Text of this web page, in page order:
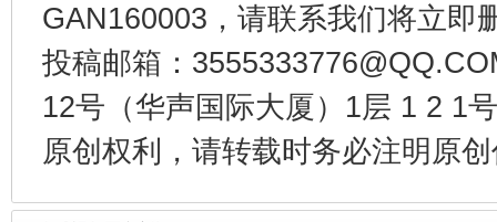
GAN160003，请联系我们将立即
投稿邮箱：
12号（华声国际大厦）1层 1 2 1
原创权利，请转载时务必注明原
千年窑火 生生不息 一